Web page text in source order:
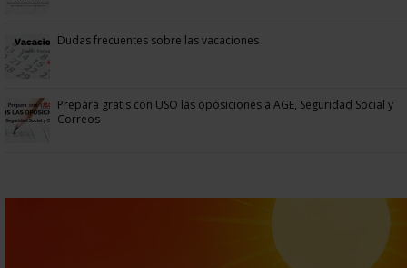
Dudas frecuentes sobre las vacaciones
Prepara gratis con USO las oposiciones a AGE, Seguridad Social y
Correos